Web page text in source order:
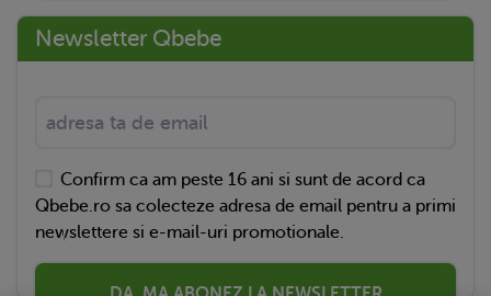
Newsletter Qbebe
Confirm ca am peste 16 ani si sunt de acord ca
Qbebe.ro sa colecteze adresa de email pentru a primi
newslettere si e-mail-uri promotionale.